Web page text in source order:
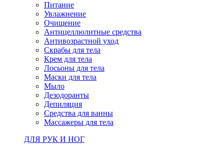
Питание
Увлажнение
Очищение
Антицеллюлитные средства
Антивозрастной уход
Скрабы для тела
Крем для тела
Лосьоны для тела
Маски для тела
Мыло
Дезодоранты
Депиляция
Средства для ванны
Массажеры для тела
ДЛЯ РУК И НОГ